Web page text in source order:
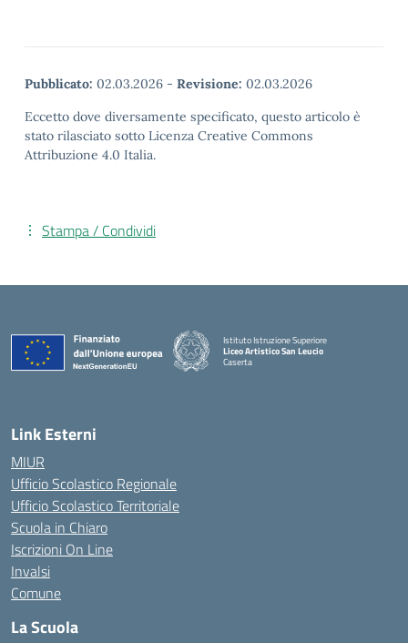
Pubblicato: 02.03.2026 - Revisione: 02.03.2026
Eccetto dove diversamente specificato, questo articolo è
stato rilasciato sotto Licenza Creative Commons
Attribuzione 4.0 Italia.
Stampa / Condividi
Istituto Istruzione Superiore
Liceo Artistico San Leucio
Caserta
Link Esterni
MIUR
Ufficio Scolastico Regionale
Ufficio Scolastico Territoriale
Scuola in Chiaro
Iscrizioni On Line
Invalsi
Comune
La Scuola